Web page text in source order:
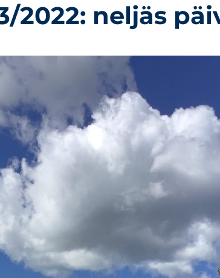
2022: neljäs